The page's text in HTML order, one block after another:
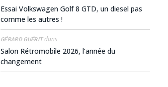
Essai Volkswagen Golf 8 GTD, un diesel pas
comme les autres !
GÉRARD GUÉRITdans
Salon Rétromobile 2026, l’année du
changement